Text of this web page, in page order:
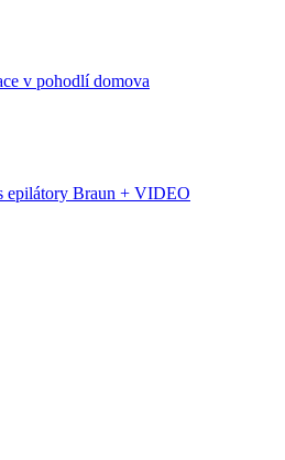
v pohodlí domova
epilátory Braun + VIDEO